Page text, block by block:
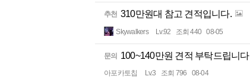
추천 310만원대 참고 견적입니다.
Skywalkers Lv.92 조회 440 08-05
문의 100~140만원 견적 부탁드립니다
아포카토칩 Lv.3 조회 796 08-04